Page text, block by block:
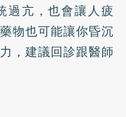
過亢，也會讓人疲
物也可能讓你昏沉
，建議回診跟醫師